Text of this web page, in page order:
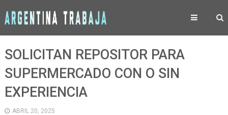
SOLICITAN REPOSITOR PARA
SUPERMERCADO CON O SIN
EXPERIENCIA
ABRIL 20, 2025